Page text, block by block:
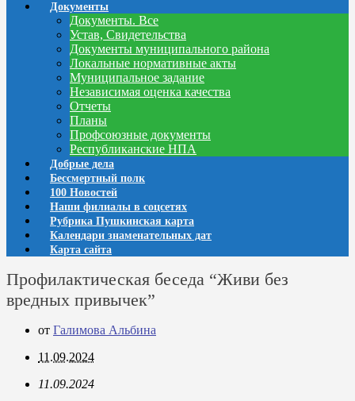
Документы
Документы. Все
Устав, Свидетельства
Документы муниципального района
Локальные нормативные акты
Муниципальное задание
Независимая оценка качества
Отчеты
Планы
Профсоюзные документы
Республиканские НПА
Добрые дела
Бессмертный полк
100 Новостей
Наши филиалы в соцсетях
Рубрика Пушкинская карта
Календари знаменательных дат
Карта сайта
Профилактическая беседа “Живи без
вредных привычек”
от Галимова Альбина
11.09.2024
11.09.2024